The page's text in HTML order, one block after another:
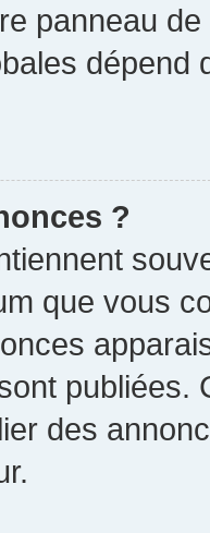
panneau
dépend
?
que vous
publiées.
des